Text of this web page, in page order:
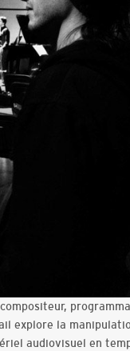
explore la
audiovisuel en